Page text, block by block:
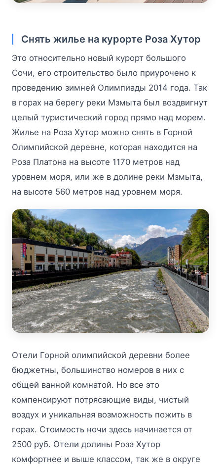
Снять жилье на курорте Роза Хутор
Это относительно новый курорт большого
Сочи, его строительство было приурочено к
проведению зимней Олимпиады 2014 года. Так
в горах на берегу реки Мзмыта был воздвигнут
целый туристический город прямо над морем.
Жилье на Роза Хутор можно снять в Горной
Олимпийской деревне, которая находится на
Роза Платона на высоте 1170 метров над
уровнем моря, или же в долине реки Мзмыта,
на высоте 560 метров над уровнем моря.
Отели Горной олимпийской деревни более
бюджетны, большинство номеров в них с
общей ванной комнатой. Но все это
компенсируют потрясающие виды, чистый
воздух и уникальная возможность пожить в
горах. Стоимость ночи здесь начинается от
2500 руб. Отели долины Роза Хутор
комфортнее и выше классом, так же в округе